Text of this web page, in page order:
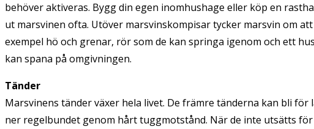
behöver aktiveras. Bygg din egen inomhushage eller köp en
ut marsvinen ofta. Utöver marsvinskompisar tycker marsvin om
exempel hö och grenar, rör som de kan springa igenom och ett
kan spana på omgivningen.
Tänder
Marsvinens tänder växer hela livet. De främre tänderna kan bli för
ner regelbundet genom hårt tuggmotstånd. När de inte utsätts